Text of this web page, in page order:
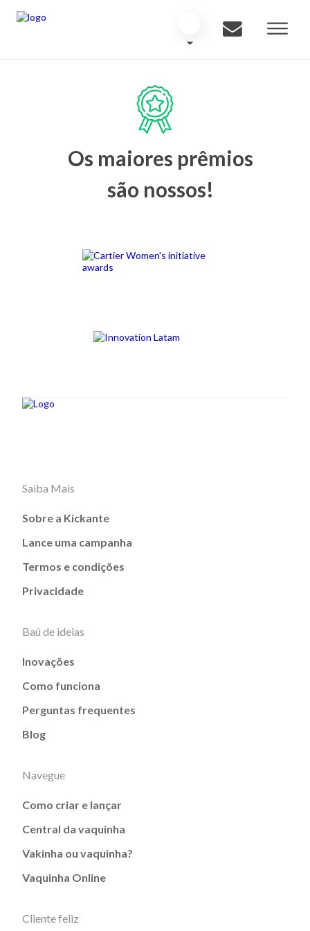
Os maiores prêmios
são nossos!
Saiba Mais
Sobre a Kickante
Lance uma campanha
Termos e condições
Privacidade
Baú de ideias
Inovações
Como funciona
Perguntas frequentes
Blog
Navegue
Como criar e lançar
Central da vaquinha
Vakinha ou vaquinha?
Vaquinha Online
Cliente feliz